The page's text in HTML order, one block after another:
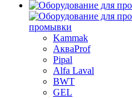
промывки
Kammak
АкваProf
Pipal
Alfa Laval
BWT
GEL